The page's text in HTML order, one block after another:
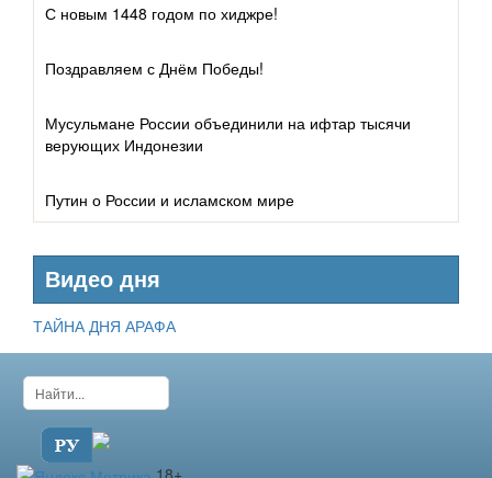
С новым 1448 годом по хиджре!
Поздравляем с Днём Победы!
Мусульмане России объединили на ифтар тысячи
верующих Индонезии
Путин о России и исламском мире
Видео дня
ТАЙНА ДНЯ АРАФА
18+